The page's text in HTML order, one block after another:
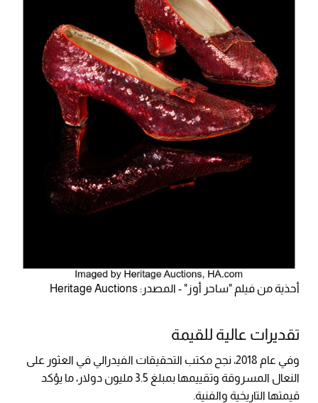
أحذية من فيلم "ساحر أوز" - المصدر: Heritage Auctions
تقديرات عالية للقيمة
وفي عام 2018، نجح مكتب التحقيقات الفيدرالي في العثور على
النعال المسروقة وتقييمها بمبلغ 3.5 مليون دولار، ما يؤكد
قيمتها التاريخية والفنية.